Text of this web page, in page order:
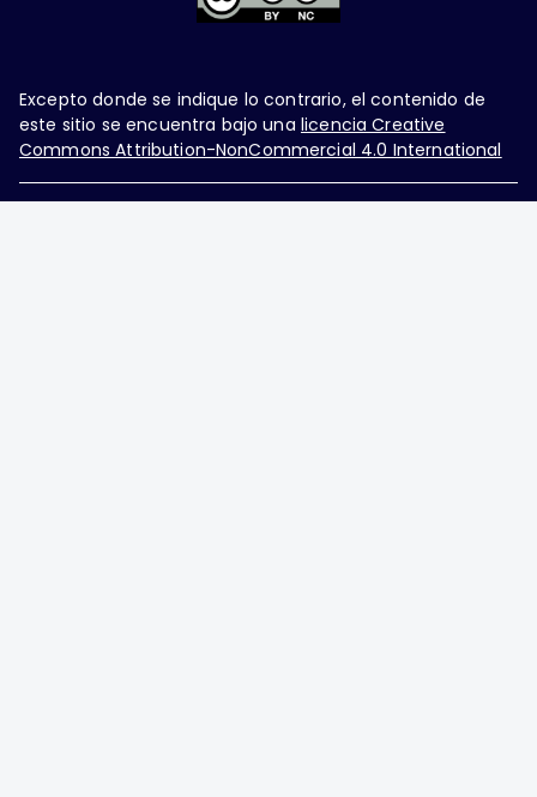
Excepto donde se indique lo contrario, el contenido de
este sitio se encuentra bajo una licencia Creative
Commons Attribution-NonCommercial 4.0 International